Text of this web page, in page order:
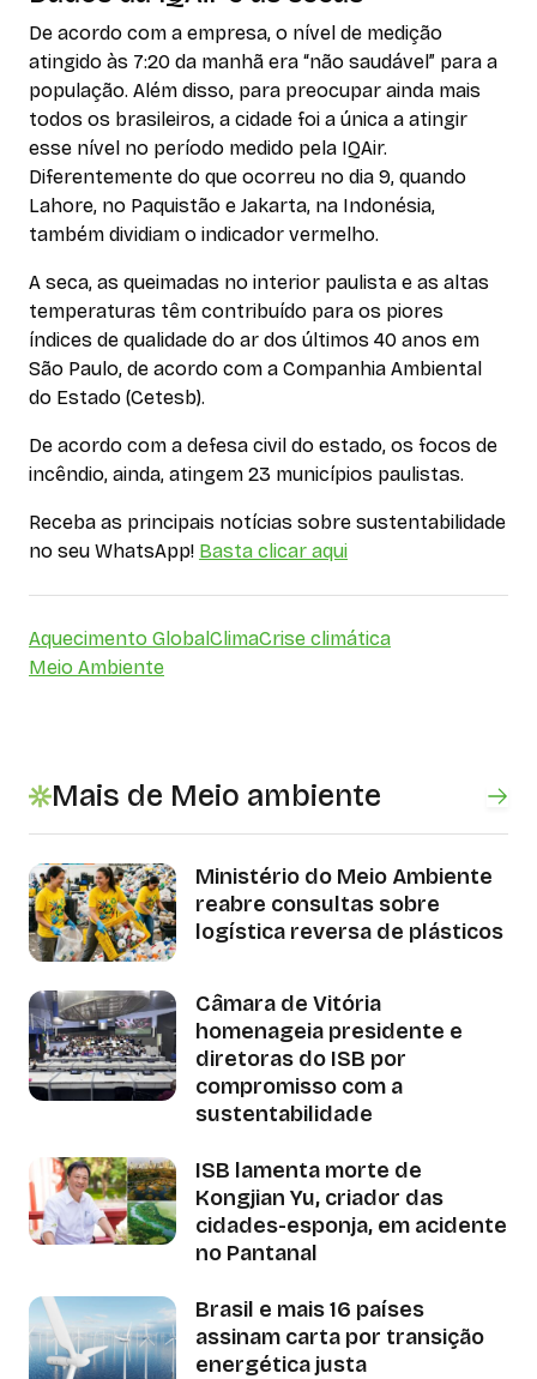
De acordo com a empresa, o nível de medição
atingido às 7:20 da manhã era “não saudável” para a
população. Além disso, para preocupar ainda mais
todos os brasileiros, a cidade foi a única a atingir
esse nível no período medido pela IQAir.
Diferentemente do que ocorreu no dia 9, quando
Lahore, no Paquistão e Jakarta, na Indonésia,
também dividiam o indicador vermelho.
A seca, as queimadas no interior paulista e as altas
temperaturas têm contribuído para os piores
índices de qualidade do ar dos últimos 40 anos em
São Paulo, de acordo com a Companhia Ambiental
do Estado (Cetesb).
De acordo com a defesa civil do estado, os focos de
incêndio, ainda, atingem 23 municípios paulistas.
Receba as principais notícias sobre sustentabilidade
no seu WhatsApp! Basta clicar aqui
Aquecimento GlobalClimaCrise climática
Meio Ambiente
Mais de Meio ambiente
Ministério do Meio Ambiente
reabre consultas sobre
logística reversa de plásticos
Câmara de Vitória
homenageia presidente e
diretoras do ISB por
compromisso com a
sustentabilidade
ISB lamenta morte de
Kongjian Yu, criador das
cidades-esponja, em acidente
no Pantanal
Brasil e mais 16 países
assinam carta por transição
energética justa